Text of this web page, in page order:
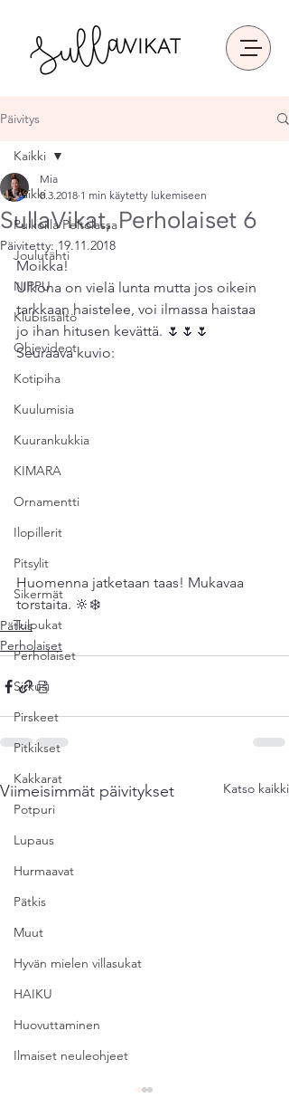
Päivitys
Kaikki
Puikoilla Peltolassa
Joulutähti
NIPPU
Klubisisältö
Ohjevideot
Kotipiha
Kuulumisia
Kuurankukkia
KIMARA
Ornamentti
Ilopillerit
Pitsylit
Sikermät
Tulpukat
Perholaiset
Sirkus
Pirskeet
Pitkikset
Kakkarat
Potpuri
Lupaus
Hurmaavat
Pätkis
Muut
Hyvän mielen villasukat
HAIKU
Huovuttaminen
Ilmaiset neuleohjeet
Kaikki
SullaVikat, Perholaiset 6
Mia
8.3.2018 1 min käytetty lukemiseen
Päivitetty: 19.11.2018
Moikka!
Ulkona on vielä lunta mutta jos oikein
tarkkaan haistelee, voi ilmassa haistaa
jo ihan hitusen kevättä. 🌷🌷🌷
Seuraava kuvio:
Huomenna jatketaan taas! Mukavaa
torstaita. 🔆❄️
Pätkis
Perholaiset
Viimeisimmät päivitykset Katso kaikki